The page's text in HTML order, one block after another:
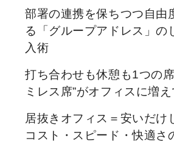
部署の連携を保ちつつ自由
る「グループアドレス」の
入術
打ち合わせも休憩も1つの
ミレス席”がオフィスに増
居抜きオフィス＝安いだけ
コスト・スピード・快適さ